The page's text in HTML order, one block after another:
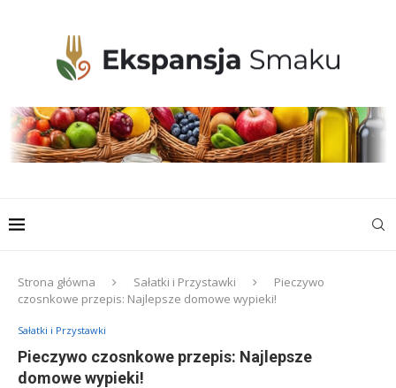
Strona główna Sałatki i Przystawki
Pieczywo
czosnkowe przepis: Najlepsze domowe wypieki!
Sałatki i Przystawki
Pieczywo czosnkowe przepis: Najlepsze
domowe wypieki!